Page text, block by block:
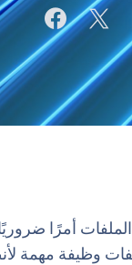
أمرًا
وظيفة مهمة